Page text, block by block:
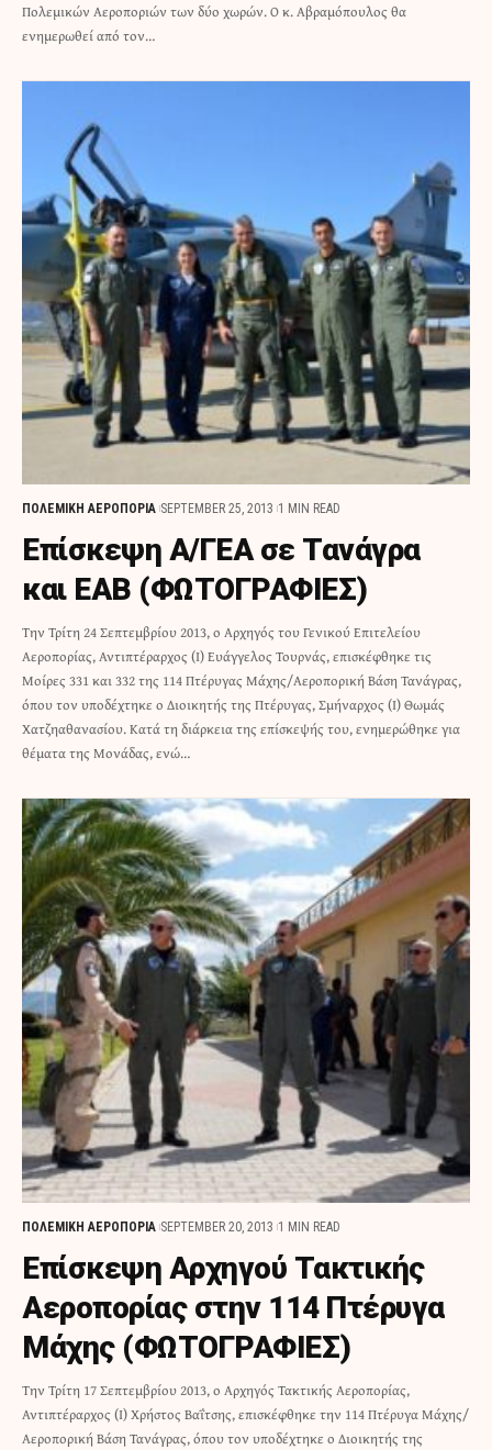
Πολεμικών Αεροποριών των δύο χωρών. Ο κ. Αβραμόπουλος θα
ενημερωθεί από τον…
ΠΟΛΕΜΙΚΗ ΑΕΡΟΠΟΡΙΑ SEPTEMBER 25, 2013 1 MIN READ
Επίσκεψη Α/ΓΕΑ σε Τανάγρα
και ΕΑΒ (ΦΩΤΟΓΡΑΦΙΕΣ)
Την Τρίτη 24 Σεπτεμβρίου 2013, ο Αρχηγός του Γενικού Επιτελείου
Αεροπορίας, Αντιπτέραρχος (Ι) Ευάγγελος Τουρνάς, επισκέφθηκε τις
Μοίρες 331 και 332 της 114 Πτέρυγας Μάχης/Αεροπορική Βάση Τανάγρας,
όπου τον υποδέχτηκε ο Διοικητής της Πτέρυγας, Σμήναρχος (Ι) Θωμάς
Χατζηαθανασίου. Κατά τη διάρκεια της επίσκεψής του, ενημερώθηκε για
θέματα της Μονάδας, ενώ…
ΠΟΛΕΜΙΚΗ ΑΕΡΟΠΟΡΙΑ SEPTEMBER 20, 2013 1 MIN READ
Επίσκεψη Αρχηγού Τακτικής
Αεροπορίας στην 114 Πτέρυγα
Μάχης (ΦΩΤΟΓΡΑΦΙΕΣ)
Την Τρίτη 17 Σεπτεμβρίου 2013, ο Αρχηγός Τακτικής Αεροπορίας,
Αντιπτέραρχος (Ι) Χρήστος Βαΐτσης, επισκέφθηκε την 114 Πτέρυγα Μάχης/
Αεροπορική Βάση Τανάγρας, όπου τον υποδέχτηκε ο Διοικητής της